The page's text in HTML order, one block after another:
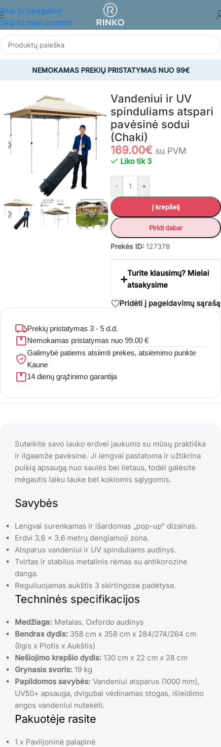
Skip to navigation
Skip to main content
NEMOKAMAS PREKIŲ PRISTATYMAS NUO 99€
SODAS/Sodo pavėsinės /Sodo pavėsinės ir paviljonai
Vandeniui ir UV
spinduliams atspari
pavėsinė sodui
(Chaki)
169.00€ su PVM
Liko tik 3
- +
Į krepšelį
Pirkti dabar
Prekės ID: 127378
Turite klausimų? Mielai
atsakysime
Pridėti į pageidavimų sąrašą
Prekių pristatymas 3 - 5 d.d.
Nemokamas pristatymas nuo 99.00 €
Galimybė patiems atsiimti prekes, atsiėmimo punkte
Kaune
14 dienų grąžinimo garantija
Suteikite savo lauko erdvei jaukumo su mūsų praktiška
ir ilgaamže pavėsine. Ji lengvai pastatoma ir užtikrina
puikią apsaugą nuo saulės bei lietaus, todėl galėsite
mėgautis laiku lauke bet kokiomis sąlygomis.
Savybės
Lengvai surenkamas ir išardomas „pop-up“ dizainas.
Erdvi 3,6 x 3,6 metrų dengiamoji zona.
Atsparus vandeniui ir UV spinduliams audinys.
Tvirtas ir stabilus metalinis rėmas su antikorozine
danga.
Reguliuojamas aukštis 3 skirtingose padėtyse.
Techninės specifikacijos
Medžiaga: Metalas, Oxfordo audinys
Bendras dydis: 358 cm x 358 cm x 284/274/264 cm
(Ilgis x Plotis x Aukštis)
Nešiojimo krepšio dydis: 130 cm x 22 cm x 28 cm
Grynasis svoris: 19 kg
Papildomos savybės: Vandeniui atsparus (1000 mm),
UV50+ apsauga, dvigubai vėdinamas stogas, išleidimo
angos vandeniui nutekėti.
Pakuotėje rasite
1 x Paviljoninė palapinė